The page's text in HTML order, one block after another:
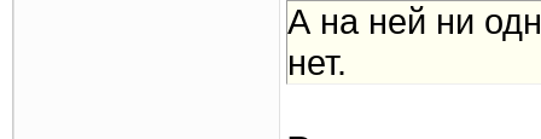
А на ней ни
нет.